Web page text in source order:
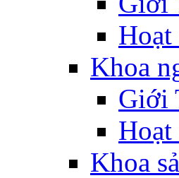
Hoạt
Khoa
Giới
Hoạt
Khoa